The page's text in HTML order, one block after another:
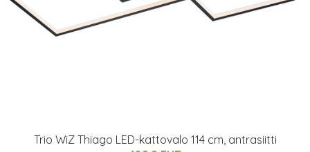
Trio WiZ Thiago LED-kattovalo 114 cm, antrasiitti